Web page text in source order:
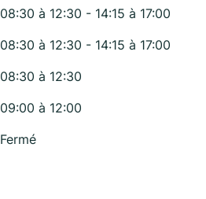
08:30 à 12:30 - 14:15 à 17:00
08:30 à 12:30 - 14:15 à 17:00
08:30 à 12:30
09:00 à 12:00
Fermé